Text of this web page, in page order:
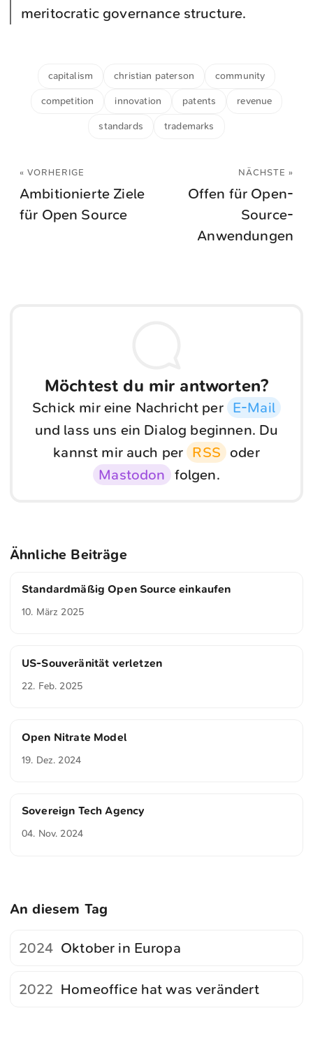
meritocratic governance structure.
capitalism christian paterson community
competition innovation patents revenue
standards trademarks
« VORHERIGE
Ambitionierte Ziele
für Open Source
NÄCHSTE »
Offen für Open-
Source-
Anwendungen
Möchtest du mir antworten?
Schick mir eine Nachricht per E-Mail
und lass uns ein Dialog beginnen. Du
kannst mir auch per RSS oder
Mastodon folgen.
Ähnliche Beiträge
Standardmäßig Open Source einkaufen
10. März 2025
US-Souveränität verletzen
22. Feb. 2025
Open Nitrate Model
19. Dez. 2024
Sovereign Tech Agency
04. Nov. 2024
An diesem Tag
2024 Oktober in Europa
2022 Homeoffice hat was verändert